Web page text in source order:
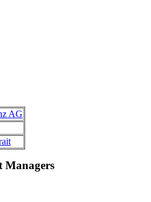
AG
Managers